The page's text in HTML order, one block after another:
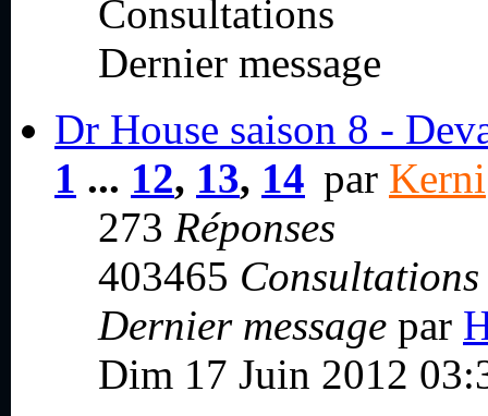
Consultations
Dernier message
Dr House saison 8 -
1 ... 12, 13, 14 par Kerni
273 Réponses
403465 Consultations
Dernier message par
Dim 17 Juin 2012